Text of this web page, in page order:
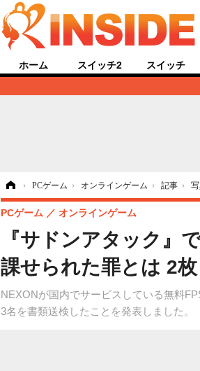
ホーム スイッチ2 スイッチ
› PCゲーム › オンラインゲーム › 記事 ›
『サドンアタック』
課せられた罪とは 2
NEXONが国内でサービスしている無料
3名を書類送検したことを発表しました。
PCゲーム オンラインゲーム